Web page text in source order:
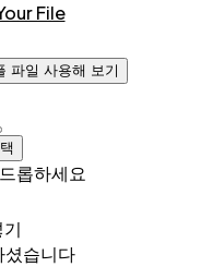
File
파일 사용해 보기
롭하세요
셨습니다